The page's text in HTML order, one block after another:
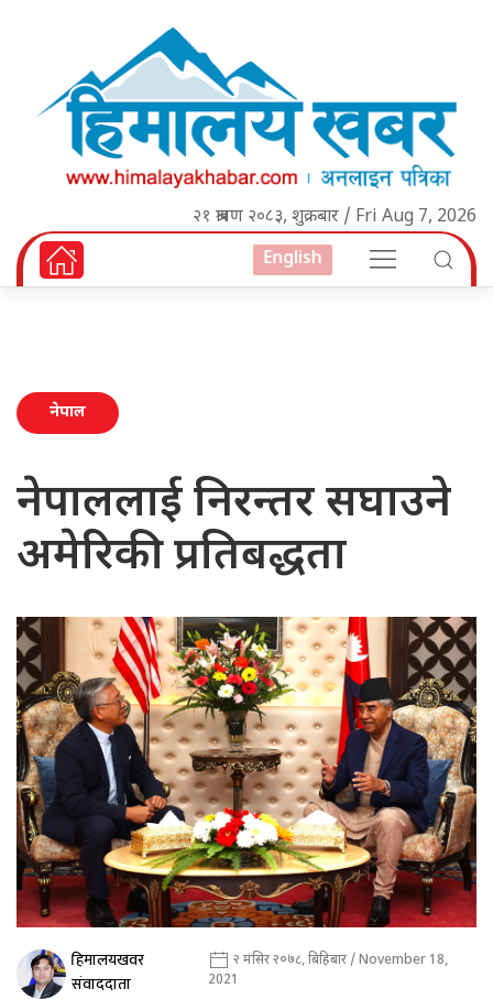
२१ श्रावण २०८३, शुक्रबार / Fri Aug 7, 2026
English
नेपाल
नेपाललाई निरन्तर सघाउने
अमेरिकी प्रतिबद्धता
हिमालयखवर
संवाददाता
२ मंसिर २०७८, बिहिबार / November 18,
2021